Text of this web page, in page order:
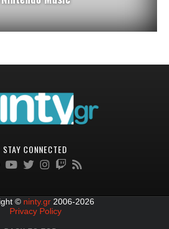
STAY CONNECTED
© ninty.gr 2006-2026
Privacy Policy